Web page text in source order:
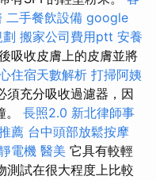
二手餐飲設備 google
搬家公司費用ptt 安養
吸收皮膚上的皮膚並將
住宿天數解析 打掃阿姨
須充分吸收過濾器，因
長照2.0 新北律師事
薦 台中頭部放鬆按摩
電機 醫美 它具有較輕
測試在很大程度上比較